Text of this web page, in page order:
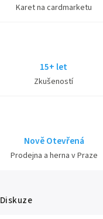
Karet na cardmarketu
15+ let
Zkušeností
Nově Otevřená
Prodejna a herna v Praze
Diskuze